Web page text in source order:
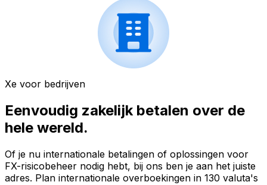
Xe voor bedrijven
Eenvoudig zakelijk betalen over de
hele wereld.
Of je nu internationale betalingen of oplossingen voor
FX-risicobeheer nodig hebt, bij ons ben je aan het juiste
adres. Plan internationale overboekingen in 130 valuta's